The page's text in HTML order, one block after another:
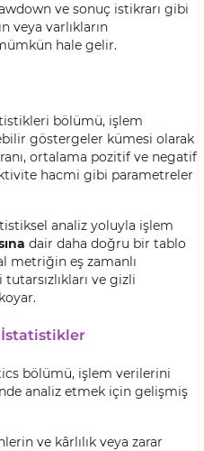
ve sonuç istikrarı gibi
veya varlıkların
hale gelir.
bölümü, işlem
göstergeler kümesi olarak
ortalama pozitif ve negatif
hacmi gibi parametreler
analiz yoluyla işlem
dair daha doğru bir tablo
metriğin eş zamanlı
ve gizli
İstatistikler
bölümü, işlem verilerini
analiz etmek için gelişmiş
ve kârlılık veya zarar